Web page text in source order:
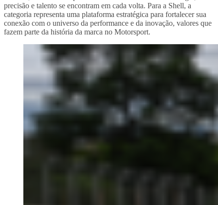
precisão e talento se encontram em cada volta. Para a Shell, a
categoria representa uma plataforma estratégica para fortalecer sua
conexão com o universo da performance e da inovação, valores que
fazem parte da história da marca no Motorsport.